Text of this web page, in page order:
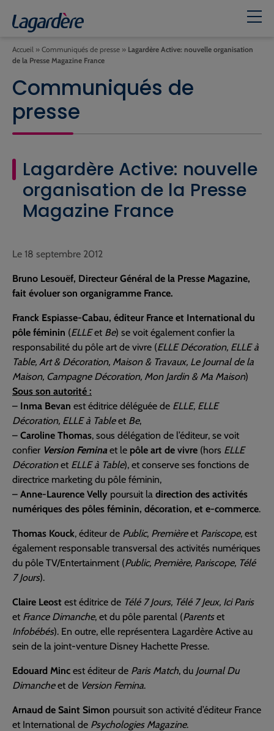
Accueil » Communiqués de presse » Lagardère Active: nouvelle organisation
de la Presse Magazine France
Communiqués de
presse
Lagardère Active: nouvelle
organisation de la Presse
Magazine France
Le 18 septembre 2012
Bruno Lesouëf, Directeur Général de la Presse Magazine,
fait évoluer son organigramme France.
Franck Espiasse-Cabau, éditeur France et International du
pôle féminin (ELLEet Be) se voit également confier la
responsabilité du pôle art de vivre (ELLE Décoration, ELLE à
Table, Art & Décoration, Maison & Travaux, Le Journal de la
Maison, Campagne Décoration, Mon Jardin & Ma Maison)
Sous son autorité :
– Inma Bevan est éditrice déléguée de ELLE, ELLE
Décoration, ELLE à Tableet Be,
– Caroline Thomas, sous délégation de l’éditeur, se voit
confier Version Femina et le pôle art de vivre (hors ELLE
Décorationet ELLE à Table), et conserve ses fonctions de
directrice marketing du pôle féminin,
– Anne-Laurence Velly poursuit la direction des activités
numériques des pôles féminin, décoration, et e-commerce.
Thomas Kouck, éditeur de Public, Premièreet Pariscope, est
également responsable transversal des activités numériques
du pôle TV/Entertainment (Public, Première, Pariscope, Télé
7 Jours).
Claire Leost est éditrice de Télé 7 Jours, Télé 7 Jeux, Ici Paris
et France Dimanche, et du pôle parental (Parentset
Infobébés). En outre, elle représentera Lagardère Active au
sein de la joint-venture Disney Hachette Presse.
Edouard Minc est éditeur de Paris Match, du Journal Du
Dimancheet de Version Femina.
Arnaud de Saint Simon poursuit son activité d’éditeur France
et International de Psychologies Magazine.